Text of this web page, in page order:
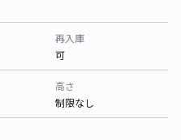
再入庫
可
高さ
制限なし